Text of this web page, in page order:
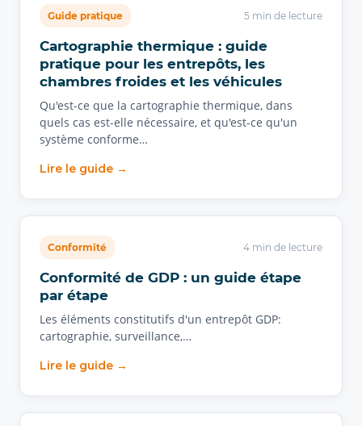
Guide pratique 5 min de lecture
Cartographie thermique : guide
pratique pour les entrepôts, les
chambres froides et les véhicules
Qu'est-ce que la cartographie thermique, dans
quels cas est-elle nécessaire, et qu'est-ce qu'un
système conforme…
Lire le guide →
Conformité 4 min de lecture
Conformité de GDP : un guide étape
par étape
Les éléments constitutifs d'un entrepôt GDP:
cartographie, surveillance,…
Lire le guide →